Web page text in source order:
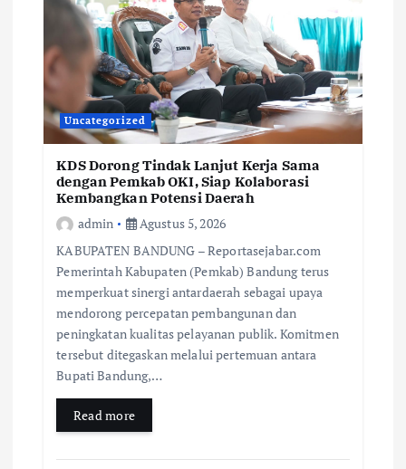
Uncategorized
KDS Dorong Tindak Lanjut Kerja Sama
dengan Pemkab OKI, Siap Kolaborasi
Kembangkan Potensi Daerah
admin
Agustus 5, 2026
KABUPATEN BANDUNG – Reportasejabar.com
Pemerintah Kabupaten (Pemkab) Bandung terus
memperkuat sinergi antardaerah sebagai upaya
mendorong percepatan pembangunan dan
peningkatan kualitas pelayanan publik. Komitmen
tersebut ditegaskan melalui pertemuan antara
Bupati Bandung,…
Read more